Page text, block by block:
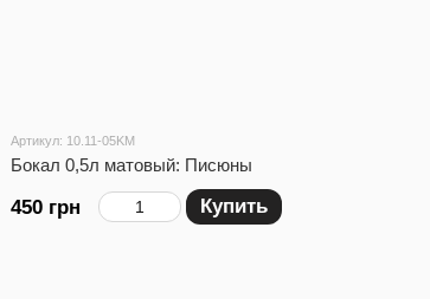
Артикул: 10.11-05KM
Бокал 0,5л матовый: Писюны
450 грн Купить